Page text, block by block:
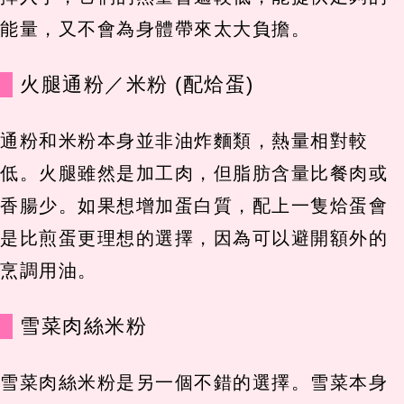
能量，又不會為身體帶來太大負擔。
火腿通粉／米粉 (配烚蛋)
通粉和米粉本身並非油炸麵類，熱量相對較
低。火腿雖然是加工肉，但脂肪含量比餐肉或
香腸少。如果想增加蛋白質，配上一隻烚蛋會
是比煎蛋更理想的選擇，因為可以避開額外的
烹調用油。
雪菜肉絲米粉
雪菜肉絲米粉是另一個不錯的選擇。雪菜本身